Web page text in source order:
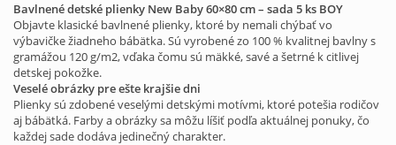
Bavlnené detské plienky New Baby 60×80 cm – sada 5 ks BOY
Objavte klasické bavlnené plienky, ktoré by nemali chýbať vo
výbavičke žiadneho bábätka. Sú vyrobené zo 100 % kvalitnej bavlny s
gramážou 120 g/m2, vďaka čomu sú mäkké, savé a šetrné k citlivej
detskej pokožke.
Veselé obrázky pre ešte krajšie dni
Plienky sú zdobené veselými detskými motívmi, ktoré potešia rodičov
aj bábätká. Farby a obrázky sa môžu líšiť podľa aktuálnej ponuky, čo
každej sade dodáva jedinečný charakter.